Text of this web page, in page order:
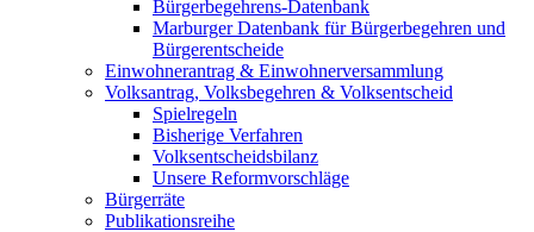
Bürgerbegehrens-Datenbank
Marburger Datenbank für Bürgerbegehren und
Bürgerentscheide
Einwohnerantrag & Einwohnerversammlung
Volksantrag, Volksbegehren & Volksentscheid
Spielregeln
Bisherige Verfahren
Volksentscheidsbilanz
Unsere Reformvorschläge
Bürgerräte
Publikationsreihe